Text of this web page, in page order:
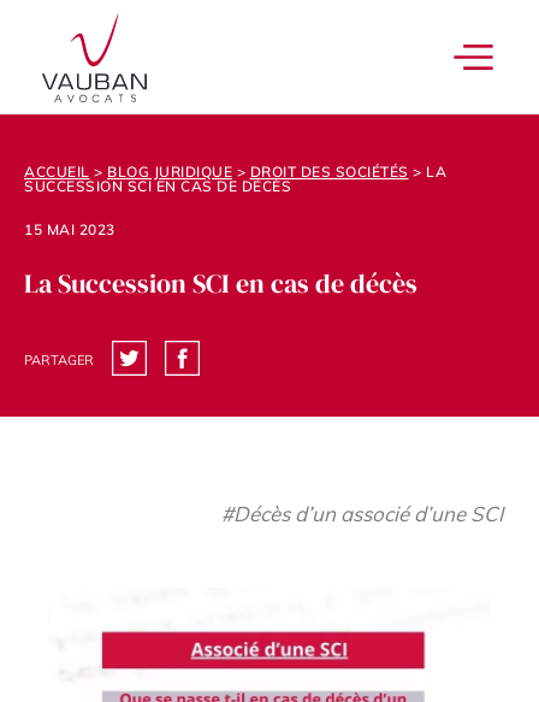
ACCUEIL > BLOG JURIDIQUE > DROIT DES SOCIÉTÉS > LA
SUCCESSION SCI EN CAS DE DÉCÈS
15 MAI 2023
La Succession SCI en cas de décès
PARTAGER
#Décès d’un associé d’une SCI